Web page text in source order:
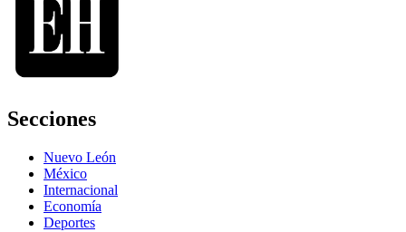
Secciones
Nuevo León
México
Internacional
Economía
Deportes